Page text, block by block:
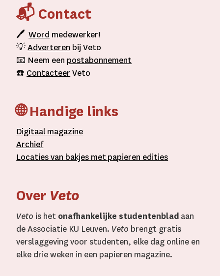
📬 Contact
🖊Word medewerker!
💡Adverteren bij Veto
📧 Neem een postabonnement
☎️ Contacteer Veto
🌐 Handige links
Digitaal magazine
Archief
Locaties van bakjes metpapieren edities
Over Veto
Veto is het onafhankelijke studentenblad aan
de Associatie KU Leuven. Veto brengt gratis
verslaggeving voor studenten, elke dag online en
elke drie weken in een papieren magazine.